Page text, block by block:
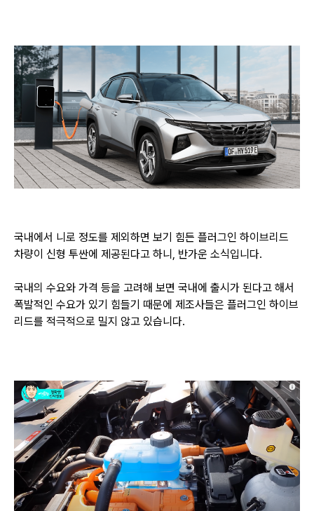
국내에서 니로 정도를 제외하면 보기 힘든 플러그인 하이브리드
차량이 신형 투싼에 제공된다고 하니, 반가운 소식입니다.
국내의 수요와 가격 등을 고려해 보면 국내에 출시가 된다고 해서
폭발적인 수요가 있기 힘들기 때문에 제조사들은 플러그인 하이브
리드를 적극적으로 밀지 않고 있습니다.